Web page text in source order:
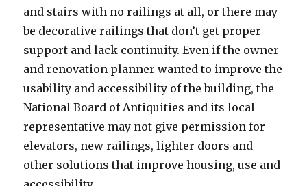
and stairs with no railings at all, or there may
be decorative railings that don’t get proper
support and lack continuity. Even if the owner
and renovation planner wanted to improve the
usability and accessibility of the building, the
National Board of Antiquities and its local
representative may not give permission for
elevators, new railings, lighter doors and
other solutions that improve housing, use and